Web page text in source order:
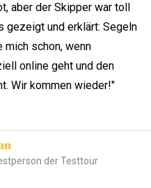
aber der Skipper war toll
gezeigt und erklärt: Segeln
schon, wenn
online geht und den
Wir kommen wieder!"
der Testtour